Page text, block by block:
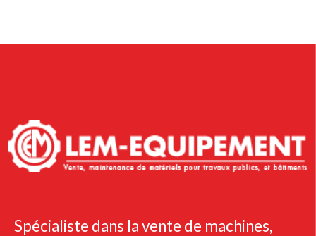
Spécialiste dans la vente de machines,